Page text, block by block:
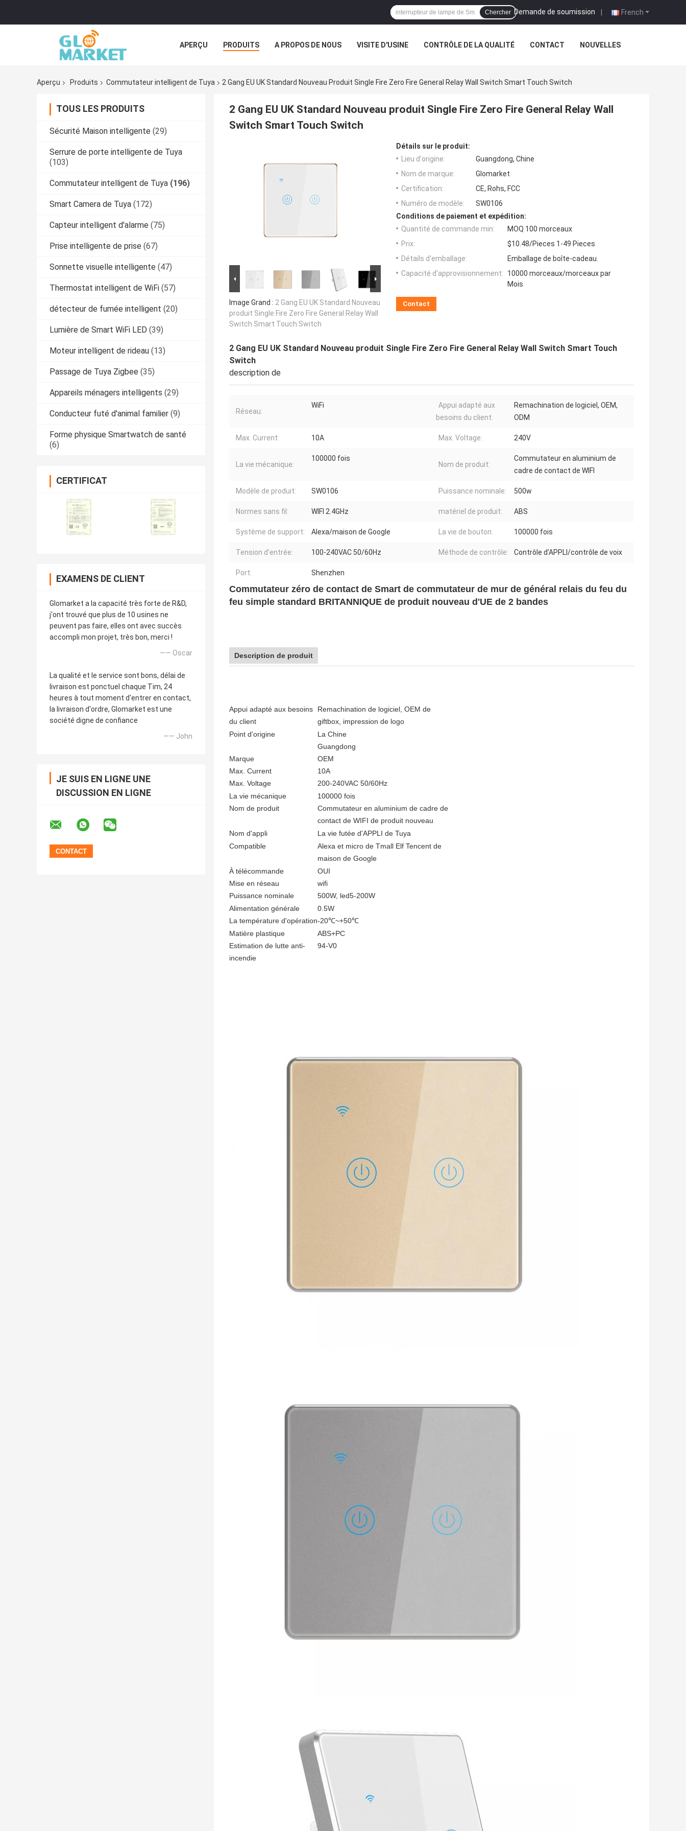
French
Demande de soumission |
Chercher
APERÇU PRODUITS A PROPOS DE NOUS VISITE D'USINE CONTRÔLE DE LA QUALITÉ CONTACT NOUVELLES
Aperçu
Produits Commutateur intelligent de Tuya 2 Gang EU UK Standard Nouveau Produit Single Fire Zero Fire General Relay Wall Switch Smart Touch Switch
TOUS LES PRODUITS
Sécurité Maison intelligente (29)
Serrure de porte intelligente de Tuya
(103)
Commutateur intelligent de Tuya (196)
Smart Camera de Tuya (172)
Capteur intelligent d'alarme (75)
Prise intelligente de prise (67)
Sonnette visuelle intelligente (47)
Thermostat intelligent de WiFi (57)
détecteur de fumée intelligent (20)
Lumière de Smart WiFi LED (39)
Moteur intelligent de rideau (13)
Passage de Tuya Zigbee (35)
Appareils ménagers intelligents (29)
Conducteur futé d'animal familier (9)
Forme physique Smartwatch de santé
(6)
CERTIFICAT
EXAMENS DE CLIENT
Glomarket a la capacité très forte de R&D,
j'ont trouvé que plus de 10 usines ne
peuvent pas faire, elles ont avec succès
accompli mon projet, très bon, merci !
—— Oscar
La qualité et le service sont bons, délai de
livraison est ponctuel chaque Tim, 24
heures à tout moment d'entrer en contact,
la livraison d'ordre, Glomarket est une
société digne de confiance
—— John
JE SUIS EN LIGNE UNE
DISCUSSION EN LIGNE
2 Gang EU UK Standard Nouveau produit Single Fire Zero Fire General Relay Wall
Switch Smart Touch Switch
Image Grand : 2 Gang EU UK Standard Nouveau
produit Single Fire Zero Fire General Relay Wall
Switch Smart Touch Switch
Détails sur le produit:
Lieu d'origine:
Guangdong, Chine
Nom de marque:
Glomarket
Certification:
CE, Rohs, FCC
Numéro de modèle:
SW0106
Conditions de paiement et expédition:
Quantité de commande min:
MOQ 100 morceaux
Prix:
$10.48/Pieces 1-49 Pieces
Détails d'emballage:
Emballage de boîte-cadeau.
Capacité d'approvisionnement:
10000 morceaux/morceaux par
Mois
Contact
2 Gang EU UK Standard Nouveau produit Single Fire Zero Fire General Relay Wall Switch Smart Touch
Switch
description de
Réseau:
WiFi
Appui adapté aux
besoins du client:
Remachination de logiciel, OEM,
ODM
Max. Current: 10A Max. Voltage: 240V
La vie mécanique:
100000 fois
Nom de produit:
Commutateur en aluminium de
cadre de contact de WIFI
Modèle de produit: SW0106 Puissance nominale: 500w
Normes sans fil: WIFI 2.4GHz matériel de produit: ABS
Système de support: Alexa/maison de Google La vie de bouton: 100000 fois
Tension d'entrée: 100-240VAC 50/60Hz Méthode de contrôle: Contrôle d'APPLI/contrôle de voix
Port: Shenzhen
Commutateur zéro de contact de Smart de commutateur de mur de général relais du feu du
feu simple standard BRITANNIQUE de produit nouveau d'UE de 2 bandes
Description de produit
Appui adapté aux besoins
du client
Remachination de logiciel, OEM de
giftbox, impression de logo
Point d'origine
La Chine
Guangdong
Marque
OEM
Max. Current
10A
Max. Voltage
200-240VAC 50/60Hz
La vie mécanique
100000 fois
Nom de produit
Commutateur en aluminium de cadre de
contact de WIFI de produit nouveau
Nom d'appli
La vie futée d'APPLI de Tuya
Compatible
Alexa et micro de Tmall Elf Tencent de
maison de Google
À télécommande
OUI
Mise en réseau
wifi
Puissance nominale
500W, led5-200W
Alimentation générale
0.5W
La température d'opération-20℃~+50℃
Matière plastique
ABS+PC
Estimation de lutte anti-
incendie
94-V0